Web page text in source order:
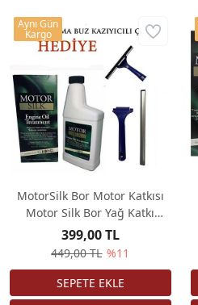
MotorSilk Bor Motor Katkısı
Motor Silk Bor Yağ Katkı
Seçenekli
449,00 TL %11
399,00 TL
Aynı Gün
Kargo